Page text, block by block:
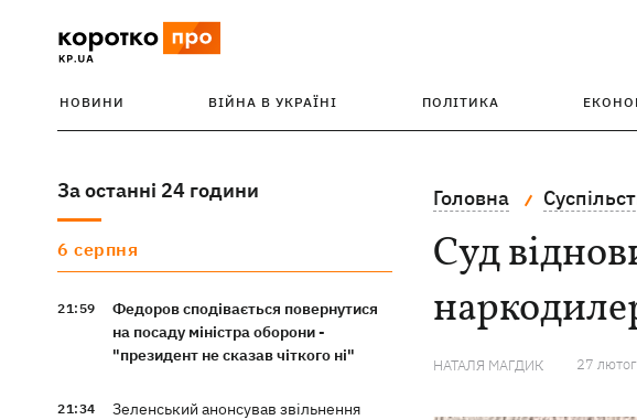
НОВИНИ ВІЙНА В УКРАЇНІ ПОЛІТИКА
За останні 24 години
6 серпня
21:59
Федоров сподівається повернутися
на посаду міністра оборони -
"президент не сказав чіткого ні"
21:34
Зеленський анонсував звільнення
Головна
Суд
НАТАЛЯ МАГДИК 27